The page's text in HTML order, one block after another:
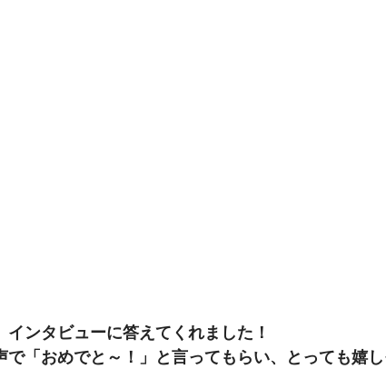
ンタビューに答えてくれました！
で「おめでと～！」と言ってもらい、とっても嬉